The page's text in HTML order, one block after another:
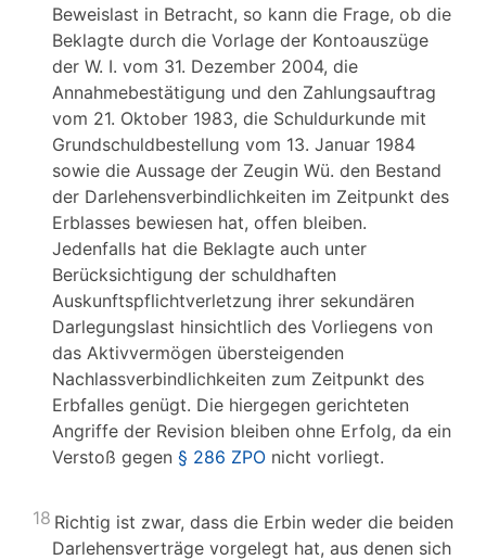
Beweislast in Betracht, so kann die Frage, ob die
Beklagte durch die Vorlage der Kontoauszüge
der W. I. vom 31. Dezember 2004, die
Annahmebestätigung und den Zahlungsauftrag
vom 21. Oktober 1983, die Schuldurkunde mit
Grundschuldbestellung vom 13. Januar 1984
sowie die Aussage der Zeugin Wü. den Bestand
der Darlehensverbindlichkeiten im Zeitpunkt des
Erblasses bewiesen hat, offen bleiben.
Jedenfalls hat die Beklagte auch unter
Berücksichtigung der schuldhaften
Auskunftspflichtverletzung ihrer sekundären
Darlegungslast hinsichtlich des Vorliegens von
das Aktivvermögen übersteigenden
Nachlassverbindlichkeiten zum Zeitpunkt des
Erbfalles genügt. Die hiergegen gerichteten
Angriffe der Revision bleiben ohne Erfolg, da ein
Verstoß gegen § 286 ZPO nicht vorliegt.
18 Richtig ist zwar, dass die Erbin weder die beiden
Darlehensverträge vorgelegt hat, aus denen sich